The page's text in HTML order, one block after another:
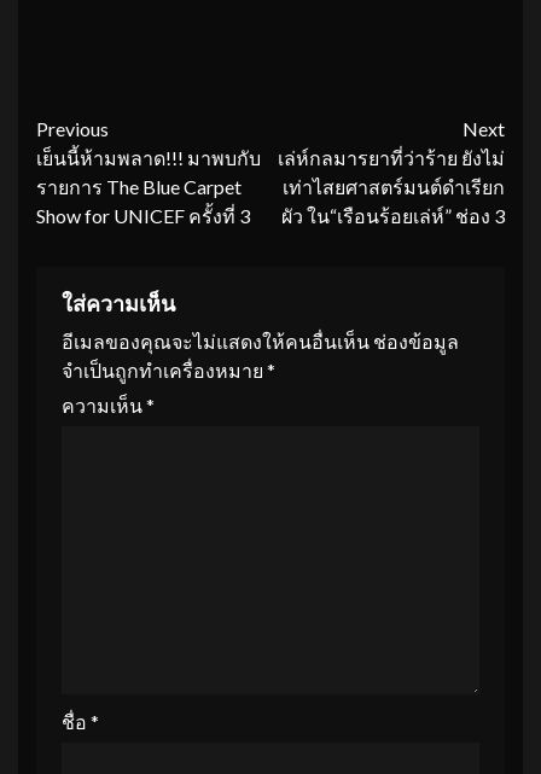
Continue
Reading
Previous
เย็นนี้ห้ามพลาด!!! มาพบกับ
รายการ The Blue Carpet
Show for UNICEF ครั้งที่ 3
Next
เล่ห์กลมารยาที่ว่าร้าย ยังไม่
เท่าไสยศาสตร์มนต์ดำเรียก
ผัว ใน“เรือนร้อยเล่ห์” ช่อง 3
ใส่ความเห็น
อีเมลของคุณจะไม่แสดงให้คนอื่นเห็น ช่องข้อมูล
จำเป็นถูกทำเครื่องหมาย *
ความเห็น*
ชื่อ *